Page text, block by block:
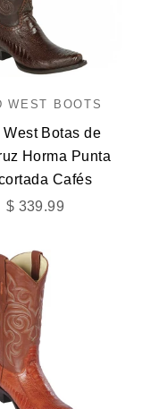
WEST BOOTS
West Botas de
Horma Punta
Cafés
Precio de oferta
$ 339.99